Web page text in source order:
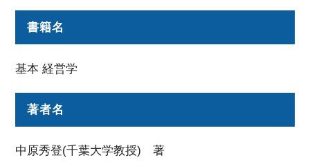
書籍名
基本 経営学
著者名
中原秀登(千葉大学教授) 著